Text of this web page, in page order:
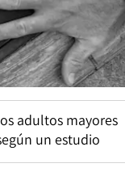
adultos mayores
un estudio